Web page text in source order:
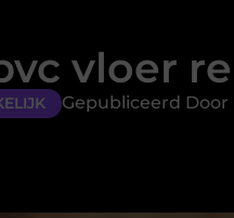
vloer
Gepubliceerd